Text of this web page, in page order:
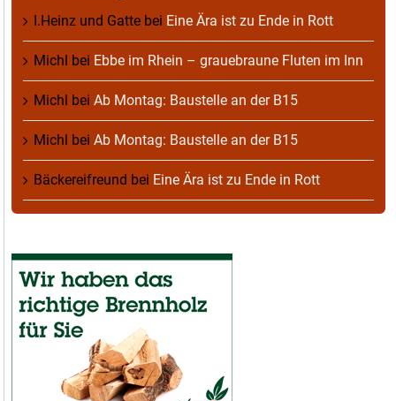
I.Heinz und Gatte bei Eine Ära ist zu Ende in Rott
Michl bei Ebbe im Rhein – grauebraune Fluten im Inn
Michl bei Ab Montag: Baustelle an der B15
Michl bei Ab Montag: Baustelle an der B15
Bäckereifreund bei Eine Ära ist zu Ende in Rott